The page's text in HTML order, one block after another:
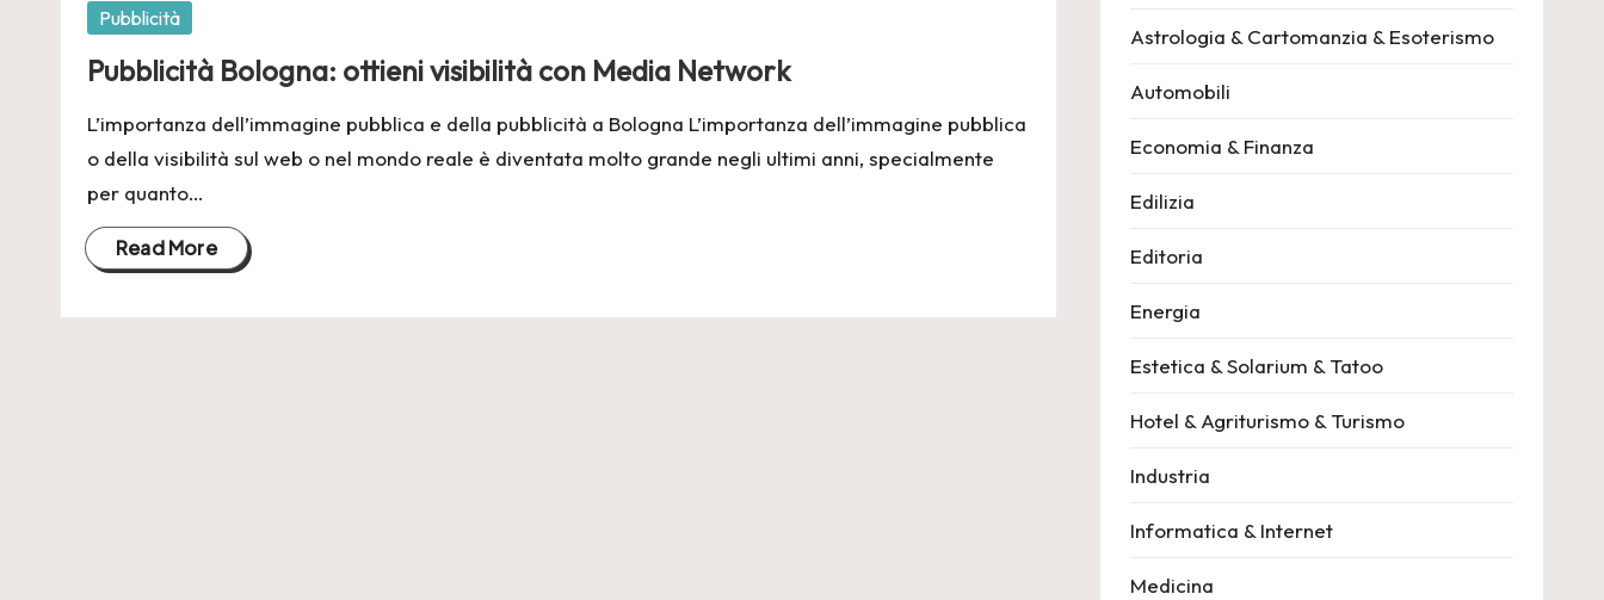
Posted
Pubblicità
Pubblicità Bologna: ottieni visibilità con Media Network
L’importanza dell’immagine pubblica e della pubblicità a Bologna L’importanza dell’immagine pubblica
o della visibilità sul web o nel mondo reale è diventata molto grande negli ultimi anni, specialmente
per quanto…
Read More
Astrologia & Cartomanzia & Esoterismo
Automobili
Economia & Finanza
Edilizia
Editoria
Energia
Estetica & Solarium & Tatoo
Hotel & Agriturismo & Turismo
Industria
Informatica & Internet
Medicina